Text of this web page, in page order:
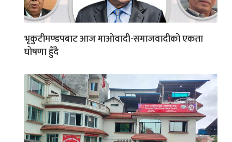
भृकुटीमण्डपबाट आज माओवादी-समाजवादीको एकता
घोषणा हुँदै